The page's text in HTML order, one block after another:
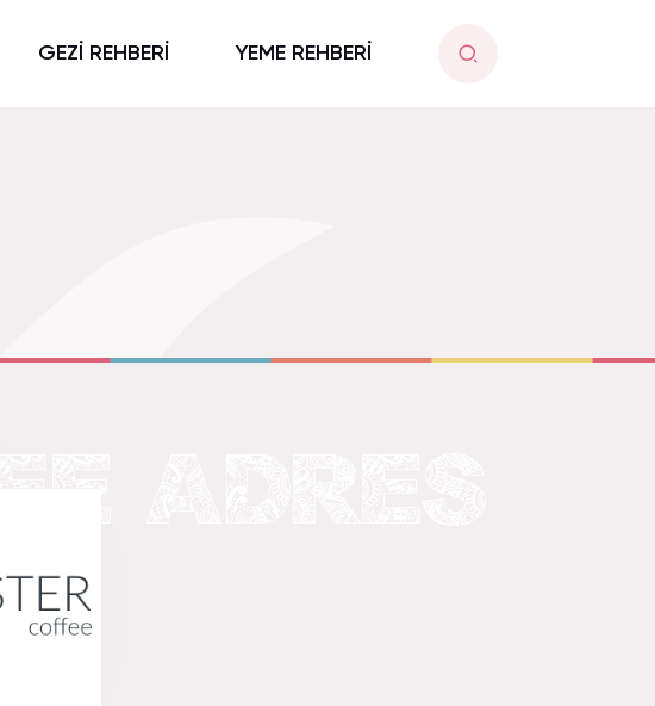
GEZİ REHBERİ YEME REHBERİ